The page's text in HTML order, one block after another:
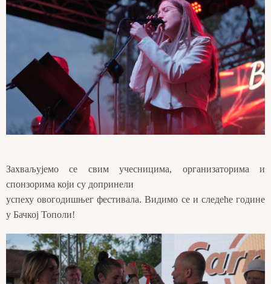
Захваљујемо се свим учесницима, организаторима и
спонзорима који су допринели
успеху овогодишњег фестивала. Видимо се и следеће године
у Бачкој Тополи!